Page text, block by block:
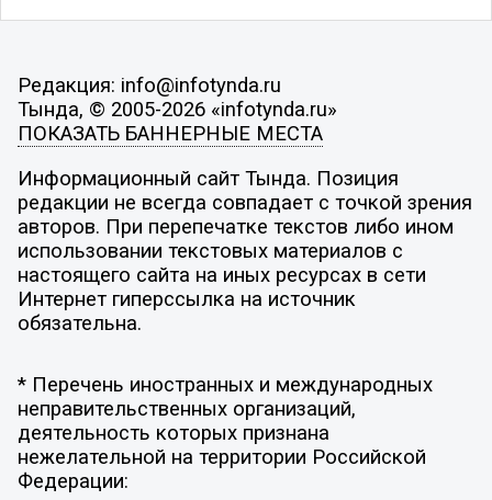
Редакция: info@infotynda.ru
Тында, © 2005-2026 «infotynda.ru»
ПОКАЗАТЬ БАННЕРНЫЕ МЕСТА
Информационный сайт Тында. Позиция
редакции не всегда совпадает с точкой зрения
авторов. При перепечатке текстов либо ином
использовании текстовых материалов с
настоящего сайта на иных ресурсах в сети
Интернет гиперссылка на источник
обязательна.
* Перечень иностранных и международных
неправительственных организаций,
деятельность которых признана
нежелательной на территории Российской
Федерации: